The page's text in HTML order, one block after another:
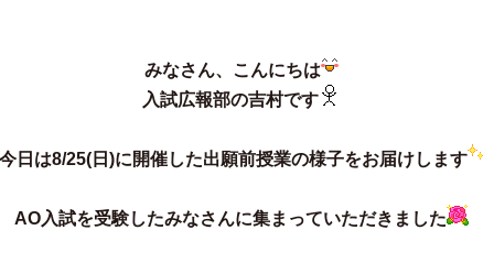
みなさん、こんにちは
入試広報部の吉村です
日は8/25(日 )に開催した出願前授業の様子をお届けします
AO入試を受験したみなさんに集まっていただきました